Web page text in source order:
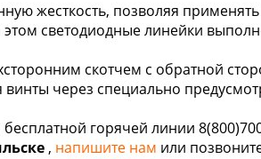
жесткость, позволяя
светодиодные линейки
скотчем с обратной
через специально
горячей линии
, напишите нам или